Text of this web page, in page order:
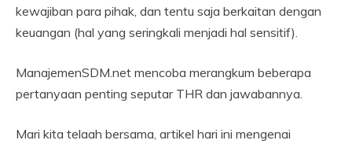
kewajiban para pihak, dan tentu saja berkaitan dengan
keuangan (hal yang seringkali menjadi hal sensitif).
ManajemenSDM.net mencoba merangkum beberapa
pertanyaan penting seputar THR dan jawabannya.
Mari kita telaah bersama, artikel hari ini mengenai